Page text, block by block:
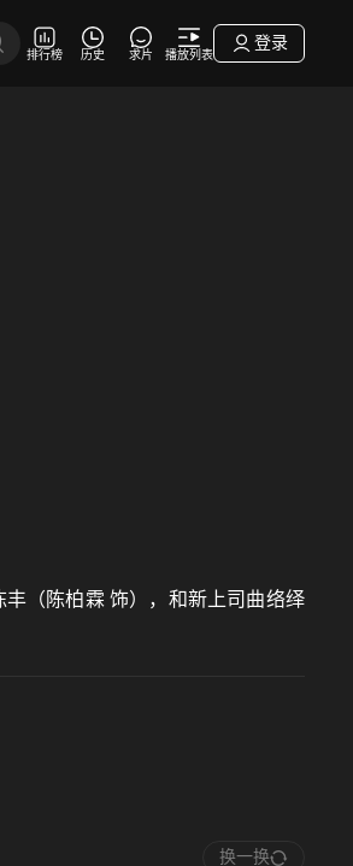
排行榜 历史 求片 播放列表
登录
（陈柏霖 饰），和新上司曲络绎
换一换